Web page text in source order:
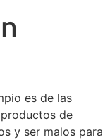
es de las
de
y ser malos para